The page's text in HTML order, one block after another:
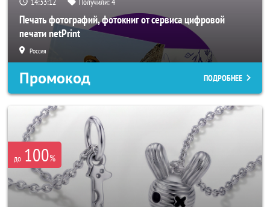
Печать фотографий, фотокниг от сервиса цифровой
печати netPrint
Россия
Промокод ПОДРОБНЕЕ
до 100%